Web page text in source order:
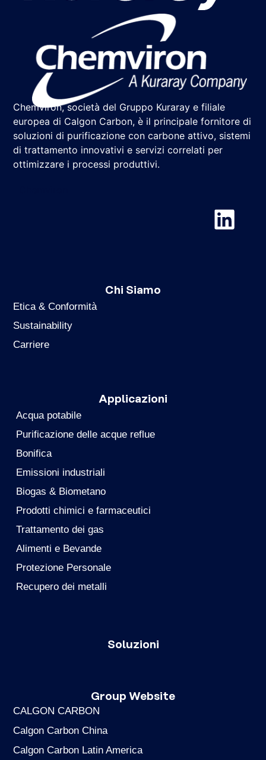
Chemviron, società del Gruppo Kuraray e filiale
europea di Calgon Carbon, è il principale fornitore di
soluzioni di purificazione con carbone attivo, sistemi
di trattamento innovativi e servizi correlati per
ottimizzare i processi produttivi.
Chi Siamo
Etica & Conformità
Sustainability
Carriere
Applicazioni
Acqua potabile
Purificazione delle acque reflue
Bonifica
Emissioni industriali
Biogas & Biometano
Prodotti chimici e farmaceutici
Trattamento dei gas
Alimenti e Bevande
Protezione Personale
Recupero dei metalli
Soluzioni
Group Website
CALGON CARBON
Calgon Carbon China
Calgon Carbon Latin America